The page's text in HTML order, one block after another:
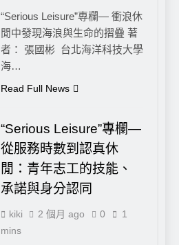
“Serious Leisure”專欄— 衝浪休
閒中發現海浪與生命的摺疊 著
者： 張國彬 台北海洋科技大學
海…
Read Full News
“Serious Leisure”專欄—
從服務時數到認真休
閒：青年志工的技能、
承諾與身分認同
kiki 2 個月 ago 0
1
mins